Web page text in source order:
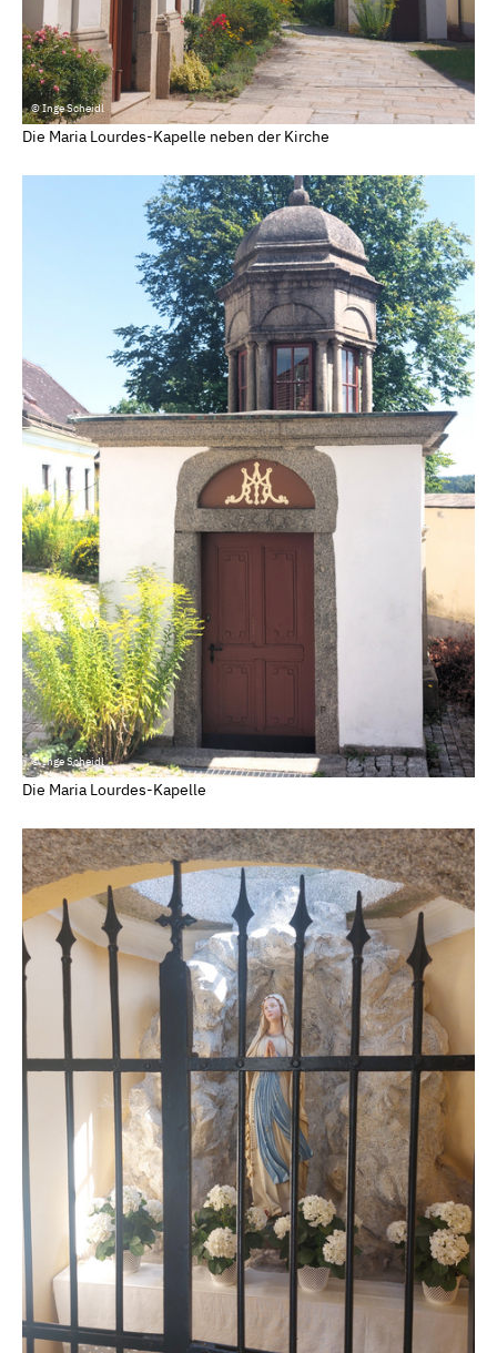
© Inge Scheidl
Die Maria Lourdes-Kapelle neben der Kirche
© Inge Scheidl
Die Maria Lourdes-Kapelle